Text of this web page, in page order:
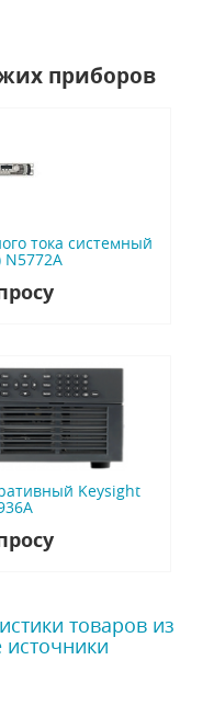
приборов
тока системный
N5772A
Keysight
товаров из